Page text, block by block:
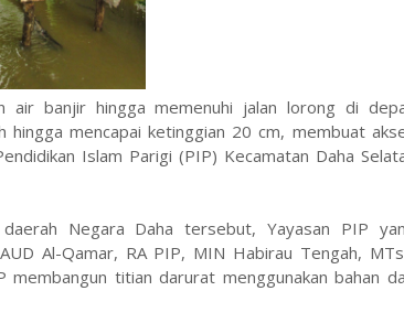
air banjir hingga memenuhi jalan lorong di
hingga mencapai ketinggian 20 cm, membuat
Islam Parigi (PIP) Kecamatan Daha
Negara Daha tersebut, Yayasan PIP
Al-Qamar, RA PIP, MIN Habirau Tengah,
titian darurat menggunakan bahan